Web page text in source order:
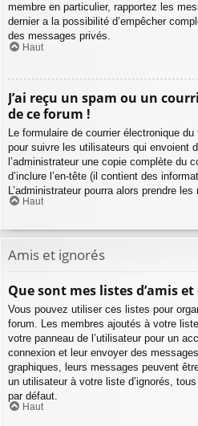
membre en particulier, rapportez les
dernier a la possibilité d’empêcher
des messages privés.
Haut
J’ai reçu un spam ou un
de ce forum !
Le formulaire de courrier électronique
pour suivre les utilisateurs qui envoient
l’administrateur une copie complète du
d’inclure l’en-tête (il contient des
L’administrateur pourra alors prendre
Haut
Amis et ignorés
Que sont mes listes d’amis et
Vous pouvez utiliser ces listes pour
forum. Les membres ajoutés à votre
votre panneau de l’utilisateur pour un
connexion et leur envoyer des
graphiques, leurs messages peuvent
un utilisateur à votre liste d’ignorés,
par défaut.
Haut